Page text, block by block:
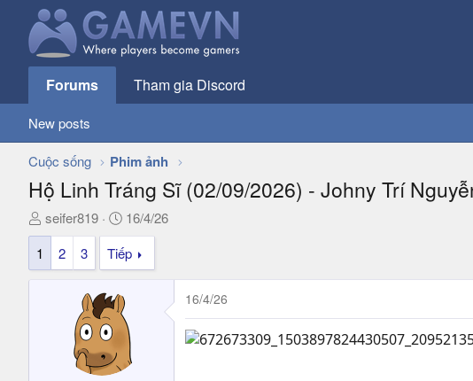
Forums Tham gia Discord
New posts
Cuộc sống Phim ảnh
Hộ Linh Tráng Sĩ (02/09/2026) - Johny Trí
T
h
e
seifer819
N
g
à
y
ử
i
16/4/26
1
2 3 Tiếp
16/4/26